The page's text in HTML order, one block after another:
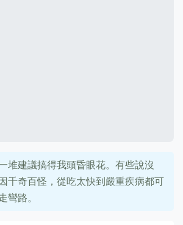
堆建議搞得我頭昏眼花。有些說沒
千奇百怪，從吃太快到嚴重疾病都可
路。